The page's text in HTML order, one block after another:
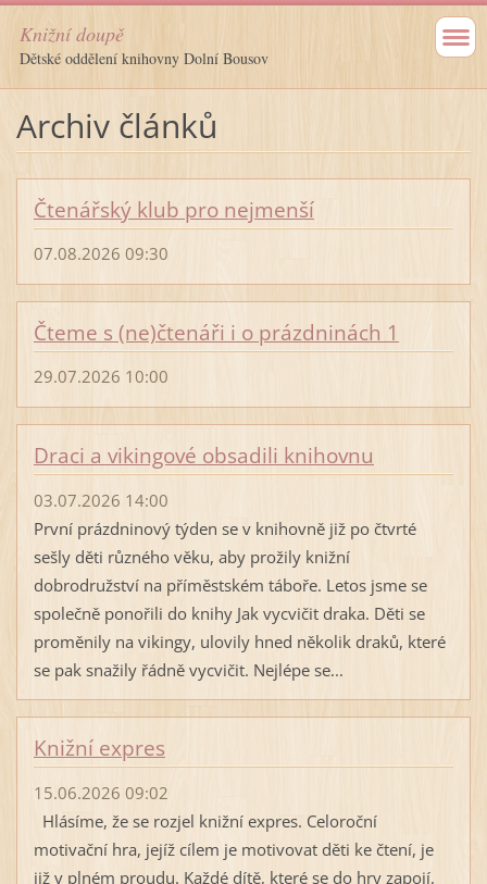
Knižní doupě
Dětské oddělení knihovny Dolní Bousov
Archiv článků
Čtenářský klub pro nejmenší
07.08.2026 09:30
Čteme s (ne)čtenáři i o prázdninách 1
29.07.2026 10:00
Draci a vikingové obsadili knihovnu
03.07.2026 14:00
První prázdninový týden se v knihovně již po čtvrté
sešly děti různého věku, aby prožily knižní
dobrodružství na příměstském táboře. Letos jsme se
společně ponořili do knihy Jak vycvičit draka. Děti se
proměnily na vikingy, ulovily hned několik draků, které
se pak snažily řádně vycvičit. Nejlépe se...
Knižní expres
15.06.2026 09:02
Hlásíme, že se rozjel knižní expres. Celoroční
motivační hra, jejíž cílem je motivovat děti ke čtení, je
již v plném proudu. Každé dítě, které se do hry zapojí,